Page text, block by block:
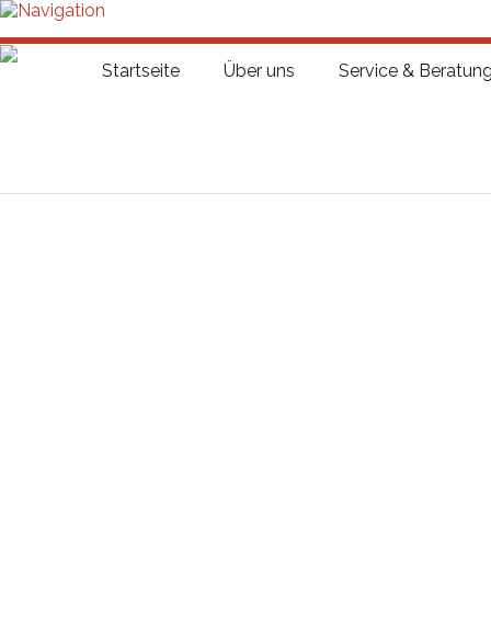
0 63 72 / 82 45
Service &
Über uns
Startseite